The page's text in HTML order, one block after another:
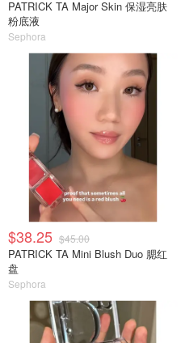
PATRICK TA Major Skin 保湿亮肤
粉底液
Sephora
$38.25 $45.00
PATRICK TA Mini Blush Duo 腮红
盘
Sephora